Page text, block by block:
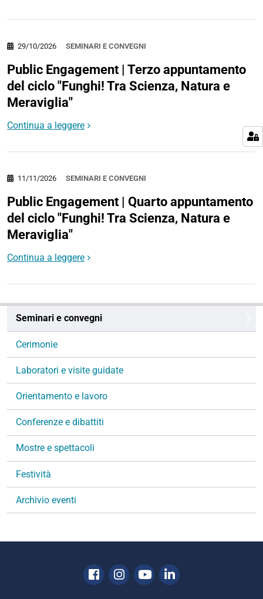
SEMINARI E CONVEGNI
29/10/2026
Public Engagement | Terzo appuntamento
del ciclo "Funghi! Tra Scienza, Natura e
Meraviglia"
Continua a leggere
SEMINARI E CONVEGNI
11/11/2026
Public Engagement | Quarto appuntamento
del ciclo "Funghi! Tra Scienza, Natura e
Meraviglia"
Continua a leggere
i
a
i
n
Seminari e convegni
Cerimonie
Laboratori e visite guidate
Orientamento e lavoro
Conferenze e dibattiti
Mostre e spettacoli
Festività
Archivio eventi
Facebook
Instagram
YoutubeLinkedin